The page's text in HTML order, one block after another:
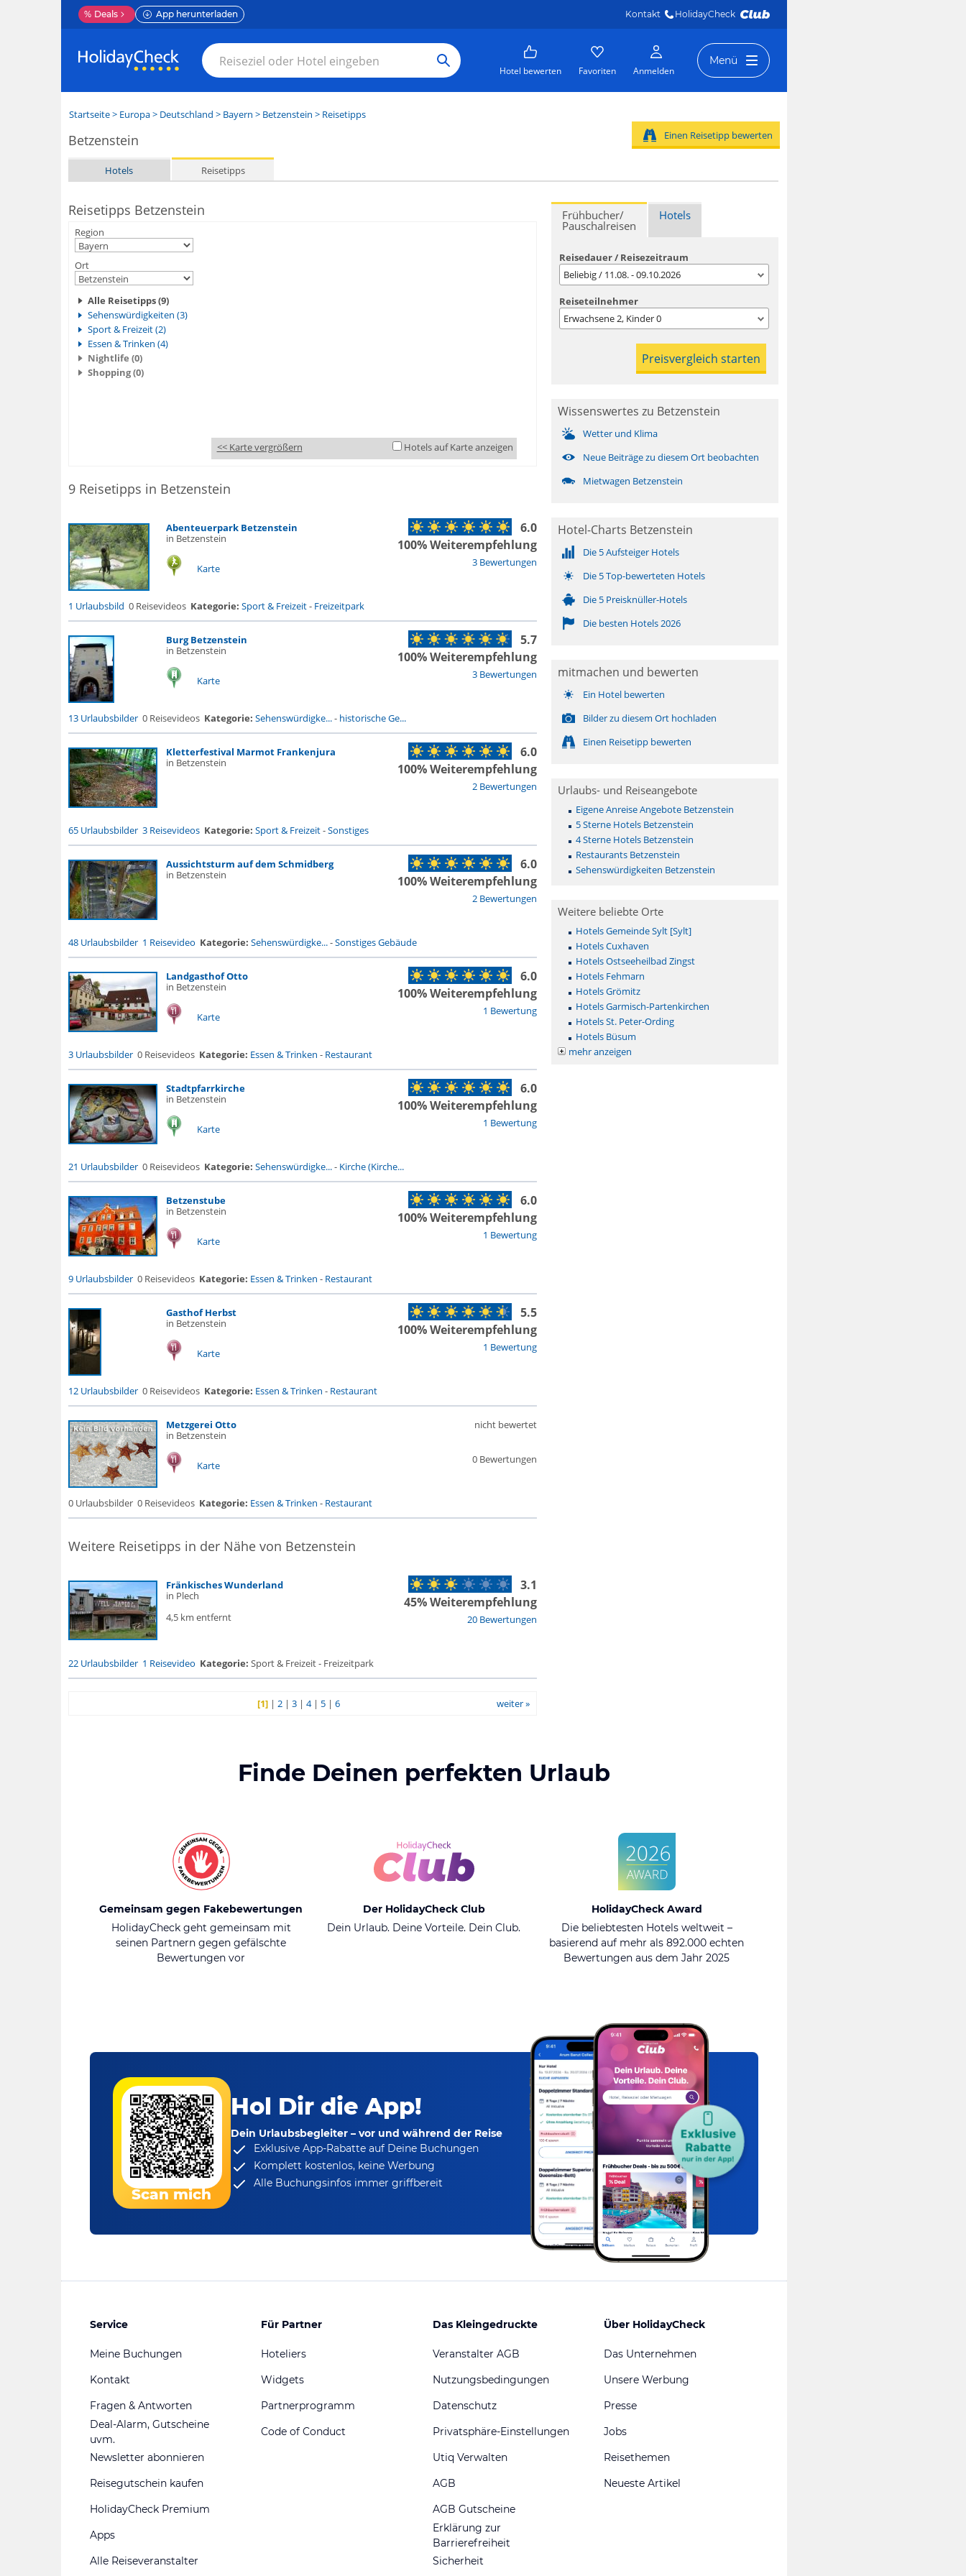
% Deals App herunterladen Kontakt HolidayCheck
Hotel bewerten Favoriten Anmelden
Menü
Startseite> Europa> Deutschland > Bayern > Betzenstein > Reisetipps
Betzenstein
Hotels Reisetipps
Einen Reisetipp bewerten
Reisetipps Betzenstein
Region
Ort
Alle Reisetipps (9)
Sehenswürdigkeiten (3)
Sport & Freizeit (2)
Essen & Trinken (4)
Nightlife (0)
Shopping (0)
<< Karte vergrößern Hotels auf Karte anzeigen
9 Reisetipps in Betzenstein
Abenteuerpark Betzenstein
in Betzenstein
Karte 3 Bewertungen
6.0
100% Weiterempfehlung
1 Urlaubsbild 0 Reisevideos Kategorie: Sport & Freizeit- Freizeitpark
Burg Betzenstein
in Betzenstein
Karte 3 Bewertungen
5.7
100% Weiterempfehlung
13 Urlaubsbilder 0 Reisevideos Kategorie: Sehenswürdigke...- historische Ge...
Kletterfestival Marmot Frankenjura
in Betzenstein
2 Bewertungen
6.0
100% Weiterempfehlung
65 Urlaubsbilder 3 Reisevideos Kategorie: Sport & Freizeit-Sonstiges
Aussichtsturm auf dem Schmidberg
in Betzenstein
2 Bewertungen
6.0
100% Weiterempfehlung
48 Urlaubsbilder 1 Reisevideo Kategorie: Sehenswürdigke...-Sonstiges Gebäude
Landgasthof Otto
in Betzenstein
Karte 1 Bewertung
6.0
100% Weiterempfehlung
3 Urlaubsbilder 0 Reisevideos Kategorie: Essen & Trinken - Restaurant
Stadtpfarrkirche
in Betzenstein
Karte 1 Bewertung
6.0
100% Weiterempfehlung
21 Urlaubsbilder 0 Reisevideos Kategorie: Sehenswürdigke...- Kirche (Kirche...
Betzenstube
in Betzenstein
Karte 1 Bewertung
6.0
100% Weiterempfehlung
9 Urlaubsbilder 0 Reisevideos Kategorie: Essen & Trinken - Restaurant
Gasthof Herbst
in Betzenstein
Karte 1 Bewertung
5.5
100% Weiterempfehlung
12 Urlaubsbilder 0 Reisevideos Kategorie: Essen & Trinken - Restaurant
Metzgerei Otto
in Betzenstein
Karte 0 Bewertungen
nicht bewertet
0 Urlaubsbilder 0 Reisevideos Kategorie: Essen & Trinken - Restaurant
Weitere Reisetipps in der Nähe von Betzenstein
Fränkisches Wunderland
in Plech
4,5 km entfernt
20 Bewertungen
3.1
45% Weiterempfehlung
22 Urlaubsbilder 1 Reisevideo Kategorie: Sport & Freizeit - Freizeitpark
[1]| 2| 3| 4| 5| 6 weiter »
Frühbucher/
Pauschalreisen
Hotels
Reisedauer / Reisezeitraum
Beliebig / 11.08. - 09.10.2026
Reiseteilnehmer
Erwachsene2, Kinder0
Wissenswertes zu Betzenstein
Wetter und Klima
Neue Beiträge zu diesem Ort beobachten
Mietwagen Betzenstein
Hotel-Charts Betzenstein
Die 5 Aufsteiger Hotels
Die 5 Top-bewerteten Hotels
Die 5 Preisknüller-Hotels
Die besten Hotels 2026
mitmachen und bewerten
Ein Hotel bewerten
Bilder zu diesem Ort hochladen
Einen Reisetipp bewerten
Urlaubs- und Reiseangebote
Eigene Anreise Angebote Betzenstein
5 Sterne Hotels Betzenstein
4 Sterne Hotels Betzenstein
Restaurants Betzenstein
Sehenswürdigkeiten Betzenstein
Weitere beliebte Orte
Hotels Gemeinde Sylt [Sylt]
Hotels Cuxhaven
Hotels Ostseeheilbad Zingst
Hotels Fehmarn
Hotels Grömitz
Hotels Garmisch-Partenkirchen
Hotels St. Peter-Ording
Hotels Büsum
mehr anzeigen
Finde Deinen perfekten Urlaub
Gemeinsam gegen Fakebewertungen
HolidayCheck geht gemeinsam mit
seinen Partnern gegen gefälschte
Bewertungen vor
Der HolidayCheck Club
Dein Urlaub. Deine Vorteile. Dein Club.
HolidayCheck Award
Die beliebtesten Hotels weltweit –
basierend auf mehr als 892.000 echten
Bewertungen aus dem Jahr 2025
Scan mich
Hol Dir die App!
Dein Urlaubsbegleiter – vor und während der Reise
Exklusive App-Rabatteauf Deine Buchungen
Komplett kostenlos, keine Werbung
Alle Buchungsinfos immer griffbereit
Service
Meine Buchungen
Kontakt
Fragen & Antworten
Deal-Alarm, Gutscheine
uvm.
Newsletter abonnieren
Reisegutschein kaufen
HolidayCheck Premium
Apps
Alle Reiseveranstalter
Für Partner
Hoteliers
Widgets
Partnerprogramm
Code of Conduct
Das Kleingedruckte
Veranstalter AGB
Nutzungsbedingungen
Datenschutz
Privatsphäre-Einstellungen
Utiq Verwalten
AGB
AGB Gutscheine
Erklärung zur
Barrierefreiheit
Sicherheit
Über HolidayCheck
Das Unternehmen
Unsere Werbung
Presse
Jobs
Reisethemen
Neueste Artikel